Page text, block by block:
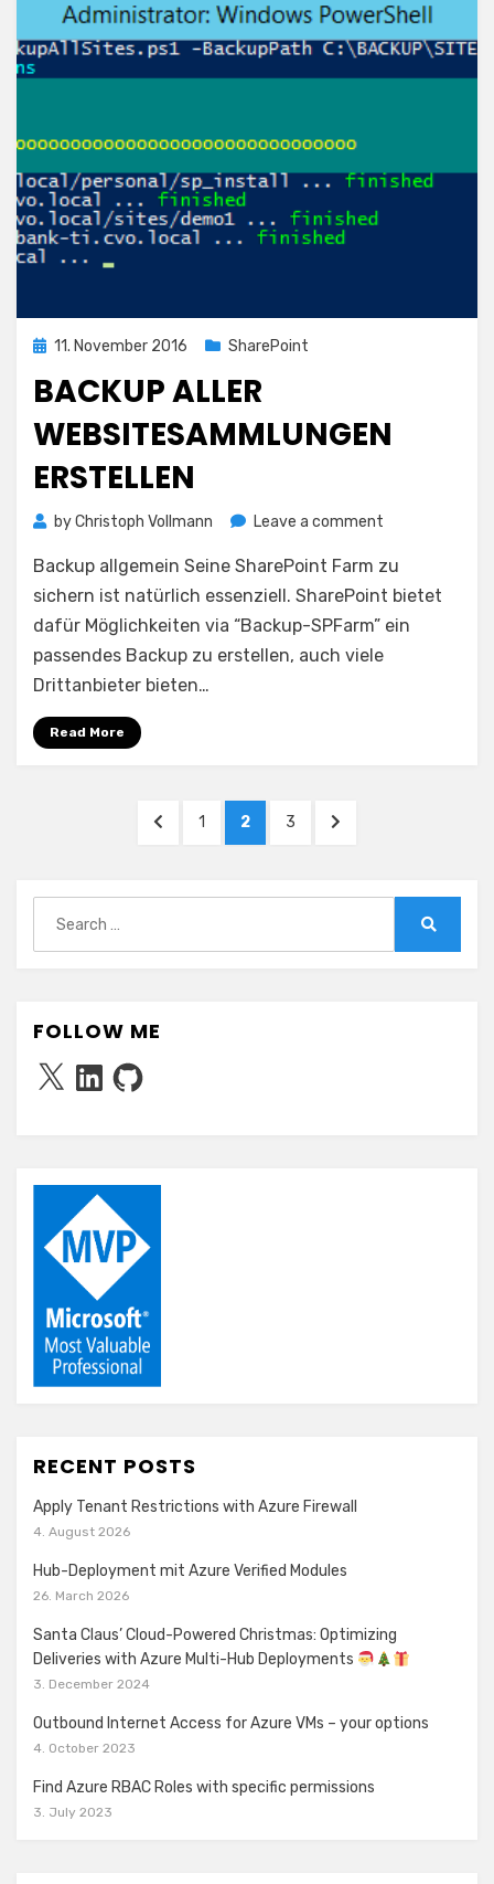
Posted
11. November 2016 SharePoint
BACKUP ALLER
WEBSITESAMMLUNGEN
ERSTELLEN
byChristoph Vollmann Leave a comment
aller
erstellen
Backup allgemein Seine SharePoint Farm zu
sichern ist natürlich essenziell. SharePoint bietet
dafür Möglichkeiten via “Backup-SPFarm” ein
passendes Backup zu erstellen, auch viele
Drittanbieter bieten…
Read More
PREVIOUS
PAGE
1 PAGE
2 PAGE
3
NEXT
for:
FOLLOW ME
X LinkedInGitHub
RECENT POSTS
Apply Tenant Restrictions with Azure Firewall
4. August 2026
Hub-Deployment mit Azure Verified Modules
26. March 2026
Santa Claus’ Cloud-Powered Christmas: Optimizing
Deliveries with Azure Multi-Hub Deployments
3. December 2024
Outbound Internet Access for Azure VMs – your options
4. October 2023
Find Azure RBAC Roles with specific permissions
3. July 2023